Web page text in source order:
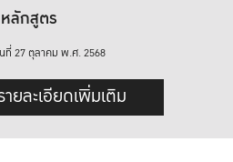
หลักสูตร
27 ตุลาคม พ.ศ. 2568
ายละเอียดเพิ่มเติม